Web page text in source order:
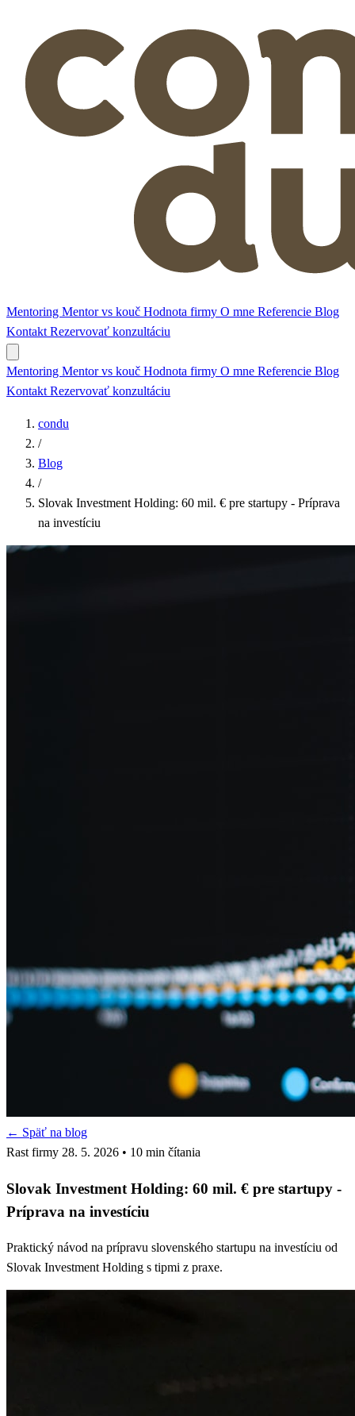
Mentoring Mentor vs kouč Hodnota firmy O mne Referencie Blog
Kontakt Rezervovať konzultáciu
Mentoring Mentor vs kouč Hodnota firmy O mne Referencie Blog
Kontakt Rezervovať konzultáciu
condu
/
Blog
/
Slovak Investment Holding: 60 mil. € pre startupy - Príprava
na investíciu
← Späť na blog
Rast firmy 28. 5. 2026 • 10 min čítania
Slovak Investment Holding: 60 mil. € pre startupy -
Príprava na investíciu
Praktický návod na prípravu slovenského startupu na investíciu od
Slovak Investment Holding s tipmi z praxe.